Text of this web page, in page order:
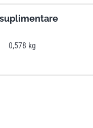
0,578 kg